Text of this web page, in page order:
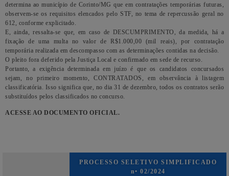
determina ao município de Corinto/MG que em contratações temporárias futuras,
observem-se os requisitos elencados pelo STF, no tema de repercussão geral no
612, conforme explicitado.
E, ainda, ressalta-se que, em caso de DESCUMPRIMENTO, da medida, há a
fixação de uma multa no valor de R$1.000,00 (mil reais), por contratação
temporária realizada em descompasso com as determinações contidas na decisão.
O pleito fora deferido pela Justiça Local e confirmado em sede de recurso.
Portanto, a exigência determinada em juízo é que os candidatos concursados
sejam, no primeiro momento, CONTRATADOS, em observância à listagem
classificatória. Isso significa que, no dia 31 de dezembro, todos os contratos serão
substituídos pelos classificados no concurso.
ACESSE AO DOCUMENTO OFICIAL.
PROCESSO SELETIVO SIMPLIFICADO
n• 02/2024